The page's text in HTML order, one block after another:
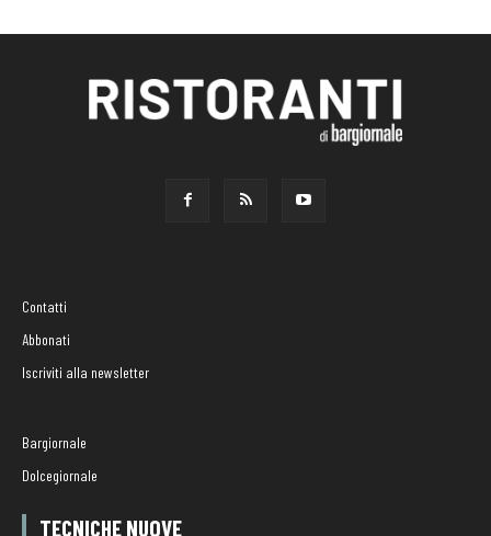
Contatti
Abbonati
Iscriviti alla newsletter
Bargiornale
Dolcegiornale
TECNICHE NUOVE